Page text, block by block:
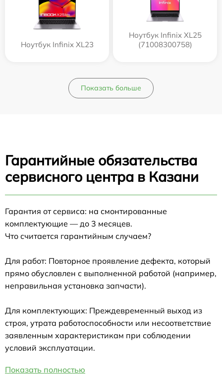
Ноутбук Infinix XL23
Ноутбук Infinix XL25
(71008300758)
Показать больше
Гарантийные обязательства
сервисного центра в Казани
Гарантия от сервиса: на смонтированные
комплектующие — до 3 месяцев.
Что считается гарантийным случаем?
Для работ: Повторное проявление дефекта, который
прямо обусловлен с выполненной работой (например,
неправильная установка запчасти).
Для комплектующих: Преждевременный выход из
строя, утрата работоспособности или несоответствие
заявленным характеристикам при соблюдении
условий эксплуатации.
Показать полностью